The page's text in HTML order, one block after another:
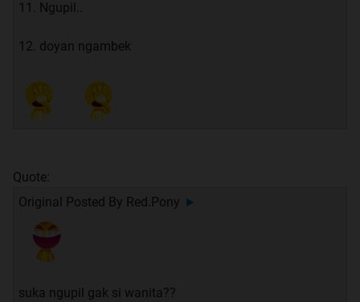
11. Ngupil..
12. doyan ngambek
Quote:
Original Posted By Red.Pony ►
suka ngupil gak si wanita??